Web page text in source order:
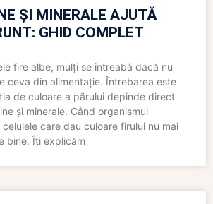
ȘI MINERALE AJUTĂ
GHID COMPLET
fire albe, mulți se întreabă dacă nu
ceva din alimentație. Întrebarea este
de culoare a părului depinde direct
și minerale. Când organismul
care dau culoare firului nu mai
bine. Îți explicăm